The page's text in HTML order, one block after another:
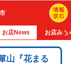
お店News お店みち
山『花まる